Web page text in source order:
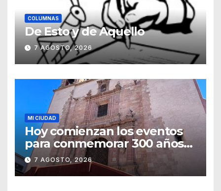
COLUMNAS
De Esto y de Aquello
7 AGOSTO, 2026
MI CIUDAD
Hoy comienzan los eventos
para conmemorar 300 años
del templo de San Roque
7 AGOSTO, 2026